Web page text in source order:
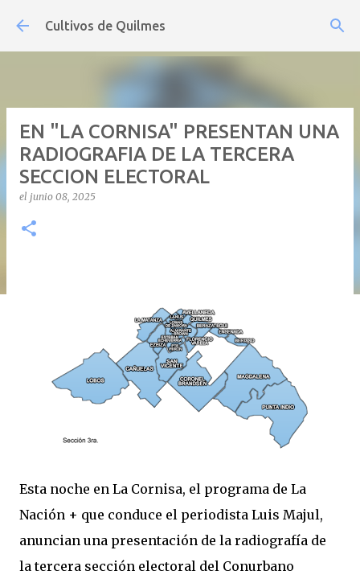
Ir al contenido principal
Cultivos de Quilmes
EN "LA CORNISA" PRESENTAN UNA
RADIOGRAFIA DE LA TERCERA
SECCION ELECTORAL
el junio 08, 2025
Esta noche en La Cornisa, el programa de La
Nación + que conduce el periodista Luis Majul,
anuncian una presentación de la radiografía de
la tercera sección electoral del Conurbano